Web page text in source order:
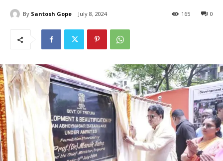
By Santosh Gope July 8, 2024 0
165